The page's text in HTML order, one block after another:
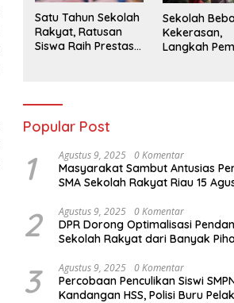
Satu Tahun Sekolah
Rakyat, Ratusan
Siswa Raih Prestasi
Sekolah
Kekerasan,
Langkah
Popular Post
1 Agustus 9, 2025 0 Komentar
Masyarakat Sambut Antusias
SMA Sekolah Rakyat Riau 15
2 Agustus 9, 2025 0 Komentar
DPR Dorong Optimalisasi
Sekolah Rakyat dari Banyak
3 Agustus 9, 2025 0 Komentar
Percobaan Penculikan Siswi
Kandangan HSS, Polisi Buru